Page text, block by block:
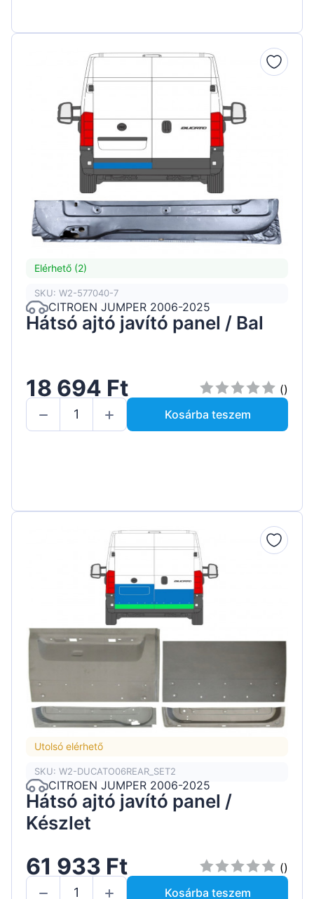
Elérhető (2)
SKU: W2-577040-7
CITROEN JUMPER 2006-2025
Hátsó ajtó javító panel / Bal
18 694 Ft
()
Kosárba teszem
Utolsó elérhető
SKU: W2-DUCATO06REAR_SET2
CITROEN JUMPER 2006-2025
Hátsó ajtó javító panel /
Készlet
61 933 Ft
()
Kosárba teszem